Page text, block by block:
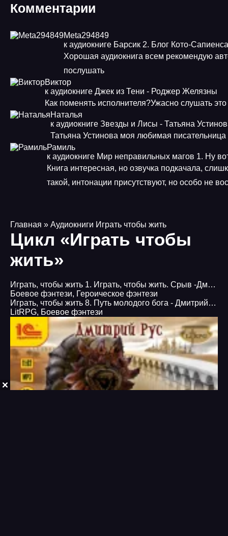
Комментарии
Meta294849
к аудиокниге Барсик 2. Блог Кото-
Хорошая аудиокнига всем рекомендую
послушать
Виктор
к аудиокниге Джек из Тени - Роджер Желязны
Как поменять исполнителя?Ужасно слушать
Наталья
к аудиокниге Звезды и Лисы - Татьяна
Татьяна Устинова моя любимая писательница
Рамиль
к аудиокниге Мир неправильных магов 1. Ну
Книга интересная, но озвучка подкачала,
такой, интонации присутствуют, но особо не
Главная » Аудиокниги Играть чтобы жить
Цикл «Играть чтобы
жить»
Играть, чтобы жить 1. Играть, чтобы жить. Срыв -Дмитрий Рус
Боевое фэнтези, Героическое фэнтези
Играть, чтобы жить 8. Путь молодого бога - Дмитрий Рус
LitRPG, Боевое фэнтези